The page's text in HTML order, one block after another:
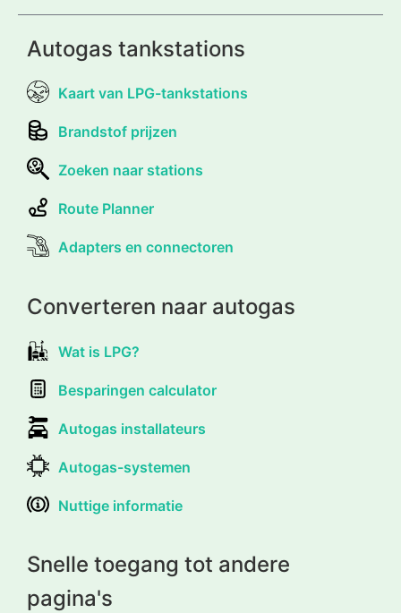
Autogas tankstations
Kaart van LPG-tankstations
Brandstof prijzen
Zoeken naar stations
Route Planner
Adapters en connectoren
Converteren naar autogas
Wat is LPG?
Besparingen calculator
Autogas installateurs
Autogas-systemen
Nuttige informatie
Snelle toegang tot andere
pagina's